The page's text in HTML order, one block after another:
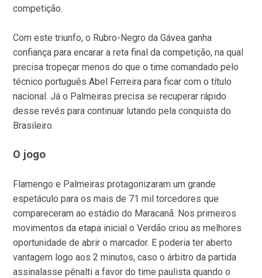
competição.
Com este triunfo, o Rubro-Negro da Gávea ganha
confiança para encarar a reta final da competição, na qual
precisa tropeçar menos do que o time comandado pelo
técnico português Abel Ferreira para ficar com o título
nacional. Já o Palmeiras precisa se recuperar rápido
desse revés para continuar lutando pela conquista do
Brasileiro.
O jogo
Flamengo e Palmeiras protagonizaram um grande
espetáculo para os mais de 71 mil torcedores que
compareceram ao estádio do Maracanã. Nos primeiros
movimentos da etapa inicial o Verdão criou as melhores
oportunidade de abrir o marcador. E poderia ter aberto
vantagem logo aos 2 minutos, caso o árbitro da partida
assinalasse pênalti a favor do time paulista quando o